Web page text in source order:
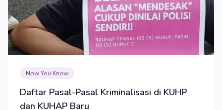
Now You Know
Daftar Pasal-Pasal Kriminalisasi di KUHP
dan KUHAP Baru